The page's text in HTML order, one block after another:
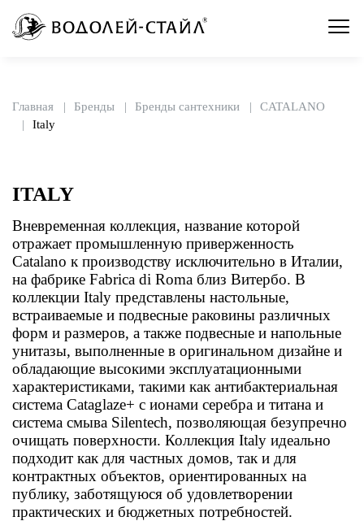
Главная Бренды Бренды сантехники
CATALANO
Italy
ITALY
Вневременная коллекция, название которой
отражает промышленную приверженность
Catalano к производству исключительно в Италии,
на фабрике Fabrica di Roma близ Витербо. В
коллекции Italy представлены настольные,
встраиваемые и подвесные раковины различных
форм и размеров, а также подвесные и напольные
унитазы, выполненные в оригинальном дизайне и
обладающие высокими эксплуатационными
характеристиками, такими как антибактериальная
система Cataglaze+ с ионами серебра и титана и
система смыва Silentech, позволяющая безупречно
очищать поверхности. Коллекция Italy идеально
подходит как для частных домов, так и для
контрактных объектов, ориентированных на
публику, заботящуюся об удовлетворении
практических и бюджетных потребностей.